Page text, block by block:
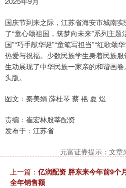
国庆节到来之际，江苏省海安市城南
了“童心颂祖国，筑梦向未来”系列主题
国”“巧手献华诞”“童笔写担当”“红歌颂
热爱与祝福。少数民族学生身着民族
生动展现了中华民族一家亲的和谐画卷
头版。
图文：秦美娟 薛桂琴 蔡 艳 夏 煜
责编：崔宏林股莘配资
发布于：江苏省
元富证券提示：文章
上一篇： 亿润配资 胖东来今年前9个
全年销售额